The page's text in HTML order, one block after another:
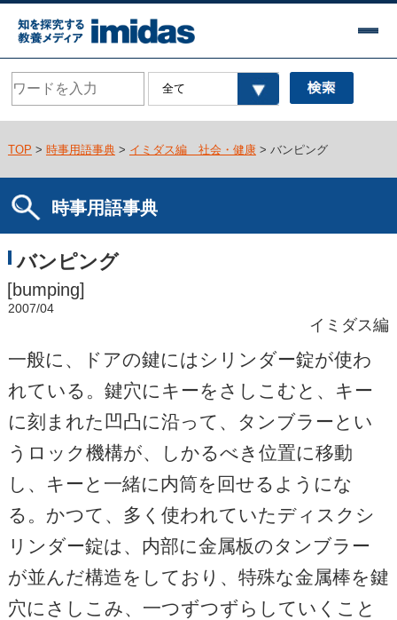
TOP > 時事用語事典> イミダス編 社会・健康> バンピング
時事用語事典
バンピング
[bumping]
2007/04
イミダス編
一般に、ドアの鍵にはシリンダー錠が使わ
れている。鍵穴にキーをさしこむと、キー
に刻まれた凹凸に沿って、タンブラーとい
うロック機構が、しかるべき位置に移動
し、キーと一緒に内筒を回せるようにな
る。かつて、多く使われていたディスクシ
リンダー錠は、内部に金属板のタンブラー
が並んだ構造をしており、特殊な金属棒を鍵
穴にさしこみ、一つずつずらしていくこと